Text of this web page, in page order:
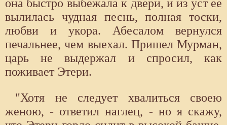
она быстро выбежала к двери, и из уст ее
вылилась чудная песнь, полная тоски,
любви и укора. Абесалом вернулся
печальнее, чем выехал. Пришел Мурман,
царь не выдержал и спросил, как
поживает Этери.
"Хотя не следует хвалиться своею
женою, - ответил наглец, - но я скажу,